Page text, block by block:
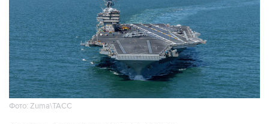
Фото: Zuma\ТАСС
Москва. 8 августа. INTERFAX.RU -